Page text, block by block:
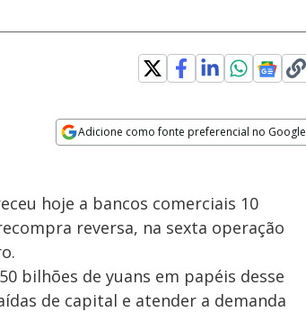
Adicione como fonte preferencial no Google
hoje a bancos comerciais 10
reversa, na sexta operação
bilhões de yuans em papéis desse
de capital e atender a demanda